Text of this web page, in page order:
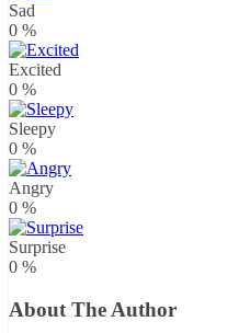
Sad
0 %
Excited
0 %
Sleepy
0 %
Angry
0 %
Surprise
0 %
About The Author